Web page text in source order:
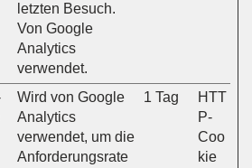
letzten Besuch.
Von Google
Analytics
verwendet.
Wird von Google
Analytics
verwendet, um die
Anforderungsrate
1 Tag
HTT
P-
Coo
kie